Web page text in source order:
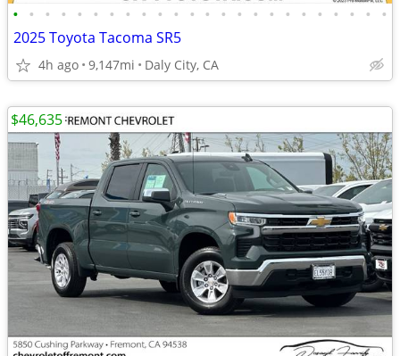
• • • • • • • • • • • • • • • • • • • • • • • •
2025 Toyota Tacoma SR5
4h ago 9,147mi Daly City, CA
$46,635